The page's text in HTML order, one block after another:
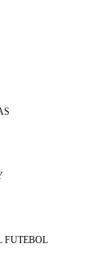
FUTEBOL